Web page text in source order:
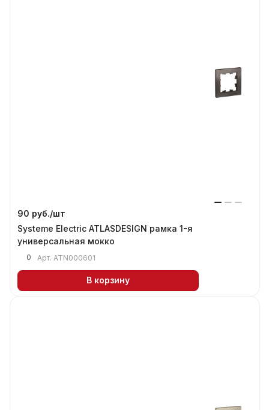
90 руб./шт
Systeme Electric ATLASDESIGN рамка 1-я
универсальная мокко
0 Арт. ATN000601
В корзину